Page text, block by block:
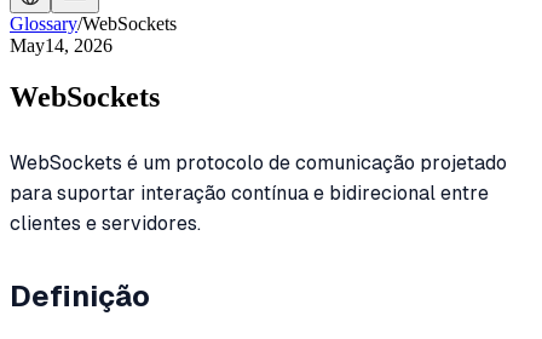
Glossary/WebSockets
May14, 2026
WebSockets
WebSockets é um protocolo de comunicação projetado
para suportar interação contínua e bidirecional entre
clientes e servidores.
Definição